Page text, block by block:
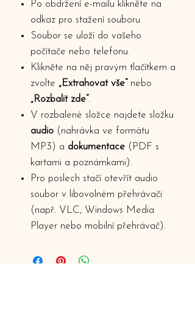
Po obdržení e-mailu klikněte na
odkaz pro stažení souboru.
Soubor se uloží do vašeho
počítače nebo telefonu.
Klikněte na něj pravým tlačítkem a
zvolte „Extrahovat vše“nebo
„Rozbalit zde“.
V rozbalené složce najdete složku
audio (nahrávka ve formátu
MP3) a dokumentace (PDF s
kartami a poznámkami).
Pro poslech stačí otevřít audio
soubor v libovolném přehrávači
(např. VLC, Windows Media
Player nebo mobilní přehrávač).